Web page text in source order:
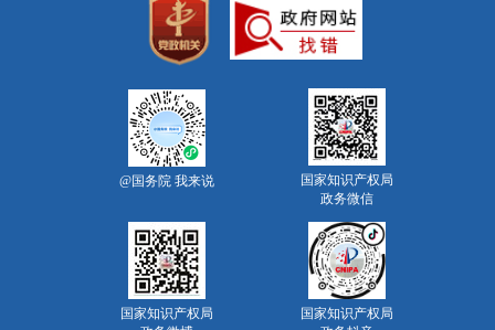
@国务院 我来说
国家知识产权局
政务微信
国家知识产权局
国家知识产权局